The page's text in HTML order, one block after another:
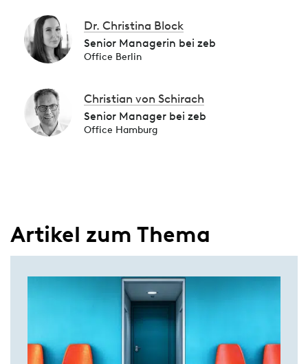
Dr. Christina Block
Senior Managerin bei zeb
Office Berlin
Christian von Schirach
Senior Manager bei zeb
Office Hamburg
Artikel zum Thema